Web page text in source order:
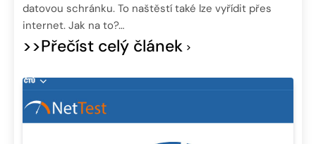
datovou schránku. To naštěstí také lze vyřídit přes
internet. Jak na to?…
>>Přečíst celý článek